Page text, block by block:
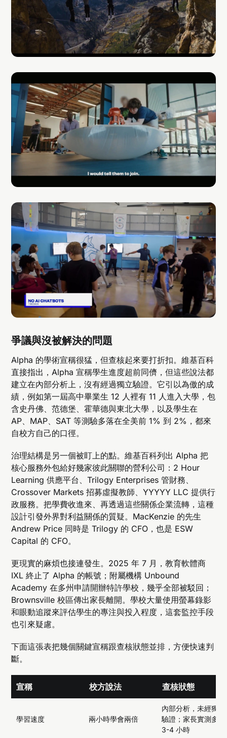
爭議與沒被解決的問題
Alpha 的學術宣稱很猛，但查核起來要打折扣。維基百科
直接指出，Alpha 宣稱學生進度超前同儕，但這些說法都
建立在內部分析上，沒有經過獨立驗證。它引以為傲的成
績，例如第一屆高中畢業生 12 人裡有 11 人進入大學，包
含史丹佛、范德堡、霍華德與東北大學，以及學生在
AP、MAP、SAT 等測驗多落在全美前 1% 到 2%，都來
自校方自己的口徑。
治理結構是另一個被盯上的點。維基百科列出 Alpha 把
核心服務外包給好幾家彼此關聯的營利公司：2 Hour
Learning 供應平台、Trilogy Enterprises 管財務、
Crossover Markets 招募虛擬教師、YYYYY LLC 提供行
政服務。把學費收進來、再透過這些關係企業流轉，這種
設計引發外界對利益關係的質疑。MacKenzie 的先生
Andrew Price 同時是 Trilogy 的 CFO，也是 ESW
Capital 的 CFO。
更現實的麻煩也接連發生。2025 年 7 月，教育軟體商
IXL 終止了 Alpha 的帳號；附屬機構 Unbound
Academy 在多州申請開辦特許學校，幾乎全部被駁回；
Brownsville 校區傳出家長離開。學校大量使用螢幕錄影
和眼動追蹤來評估學生的專注與投入程度，這套監控手段
也引來疑慮。
下面這張表把幾個關鍵宣稱跟查核狀態並排，方便快速判
斷。
宣稱 校方說法 查核狀態
學習速度 兩小時學會兩倍
內部分析，未經獨立
驗證；家長實測多為
3-4 小時